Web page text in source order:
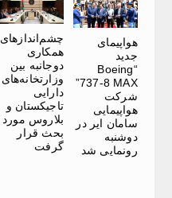
هواپیمای
جدید
“Boeing
737-8 MAX”
شرکت
هواپیمایی
سامان ایر در
دوشنبه
رونمایی شد
چشم‌اندازهای
همکاری
دوجانبه بین
وزارتخانه‌های
دارایی
تاجیکستان و
بلاروس مورد
بحث قرار
گرفت